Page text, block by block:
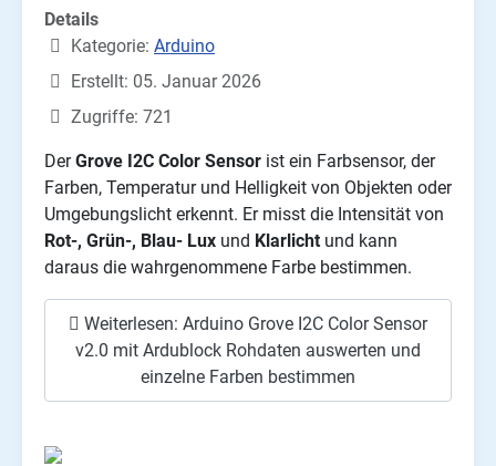
Details
Kategorie: Arduino
Erstellt: 05. Januar 2026
Zugriffe: 721
DerGrove I2C Color Sensor ist ein Farbsensor, der
Farben, Temperatur und Helligkeit von Objekten oder
Umgebungslicht erkennt. Er misst die Intensität von
Rot-, Grün-, Blau- Lux und Klarlicht und kann
daraus die wahrgenommene Farbe bestimmen.
Weiterlesen: Arduino Grove I2C Color Sensor
v2.0 mit Ardublock Rohdaten auswerten und
einzelne Farben bestimmen